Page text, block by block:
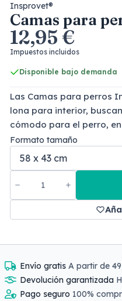
Insprovet®
Camas para
12,95 €
Impuestos incluidos
Disponible bajo demanda
Las Camas para perros
lona para interior,
cómodo para el perro,
Formato tamaño
Envío gratis A partir de
Devolución garantizada
Pago seguro 100%